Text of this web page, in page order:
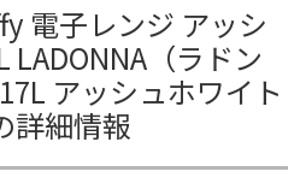
電子レンジ アッシ
LADONNA（ラドン
アッシュホワイト
詳細情報